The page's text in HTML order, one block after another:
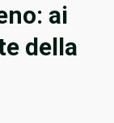
ai
della